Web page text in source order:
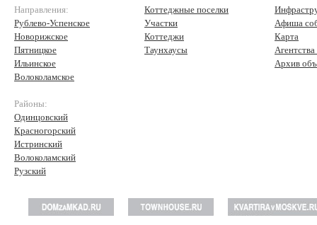
Направления:
Рублево-Успенское
Новорижское
Пятницкое
Ильинское
Волоколамское
Районы:
Одинцовский
Красногорский
Истринский
Волоколамский
Рузский
Коттеджные поселки
Участки
Коттеджи
Таунхаусы
Афиша
Карта
Архив